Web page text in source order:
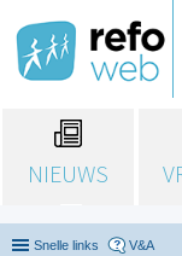
NIEUWS
Snelle links V&A